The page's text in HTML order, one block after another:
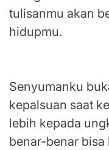
tulisanmu akan
hidupmu.
Senyumanku
kepalsuan saat
lebih kepada
benar-benar bisa